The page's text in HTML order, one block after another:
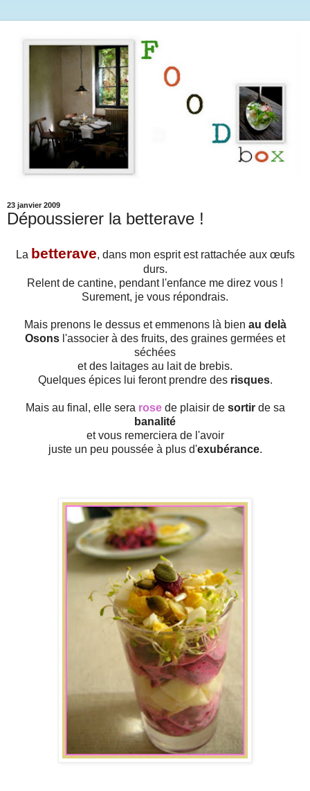
23 janvier 2009
Dépoussierer la betterave !
La betterave, dans mon esprit est rattachée aux œufs
durs.
Relent de cantine, pendant l'enfance me direz vous !
Surement, je vous répondrais.
Mais prenons le dessus et emmenons là bien au delà
Osons l'associer à des fruits, des graines germées et
séchées
et des laitages au lait de brebis.
Quelques épices lui feront prendre des risques.
Mais au final, elle sera rose de plaisir de sortir de sa
banalité
et vous remerciera de l'avoir
juste un peu poussée à plus d'exubérance.